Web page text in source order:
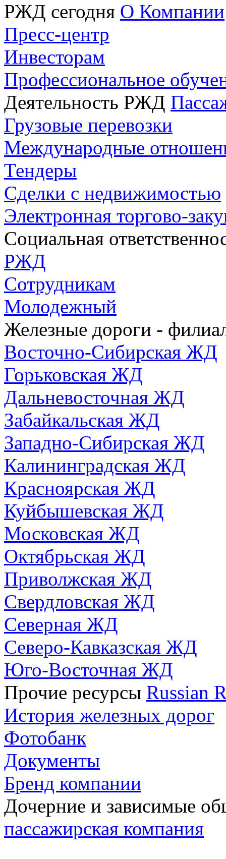
РЖД сегодня О Компании
Пресс-центр
Инвесторам
Профессиональное
Деятельность РЖД
Грузовые перевозки
Международные
Тендеры
Сделки с недвижимостью
Электронная торгово-
Социальная
РЖД
Сотрудникам
Молодежный
Железные дороги -
Восточно-Сибирская ЖД
Горьковская ЖД
Дальневосточная ЖД
Забайкальская ЖД
Западно-Сибирская ЖД
Калининградская ЖД
Красноярская ЖД
Куйбышевская ЖД
Московская ЖД
Октябрьская ЖД
Приволжская ЖД
Свердловская ЖД
Северная ЖД
Северо-Кавказская ЖД
Юго-Восточная ЖД
Прочие ресурсы Russian
История железных дорог
Фотобанк
Документы
Бренд компании
Дочерние и зависимые
пассажирская компания